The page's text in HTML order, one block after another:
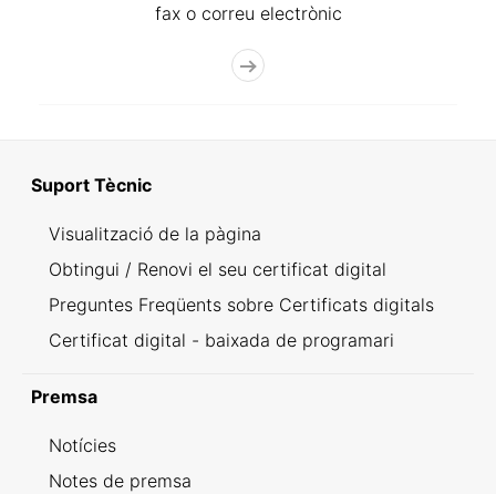
fax o correu electrònic
Suport Tècnic
Visualització de la pàgina
Obtingui / Renovi el seu certificat digital
Preguntes Freqüents sobre Certificats digitals
Certificat digital - baixada de programari
Premsa
Notícies
Notes de premsa